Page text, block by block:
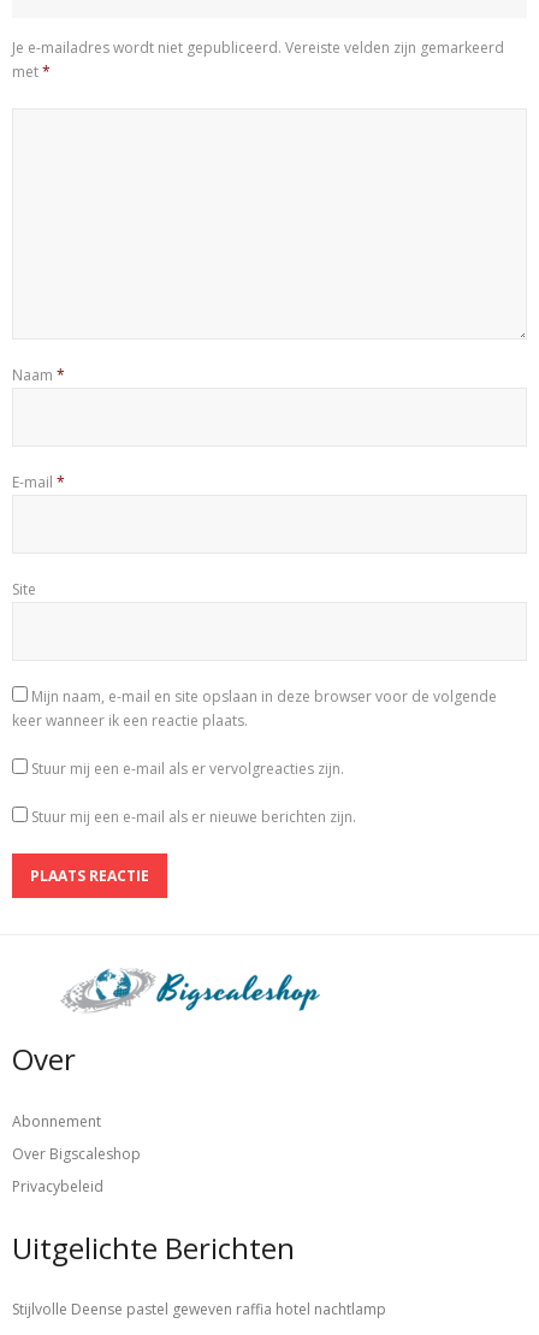
Je e-mailadres wordt niet gepubliceerd. Vereiste velden zijn gemarkeerd
met*
Naam *
E-mail *
Site
Mijn naam, e-mail en site opslaan in deze browser voor de volgende
keer wanneer ik een reactie plaats.
Stuur mij een e-mail als er vervolgreacties zijn.
Stuur mij een e-mail als er nieuwe berichten zijn.
Over
Abonnement
Over Bigscaleshop
Privacybeleid
Uitgelichte Berichten
Stijlvolle Deense pastel geweven raffia hotel nachtlamp